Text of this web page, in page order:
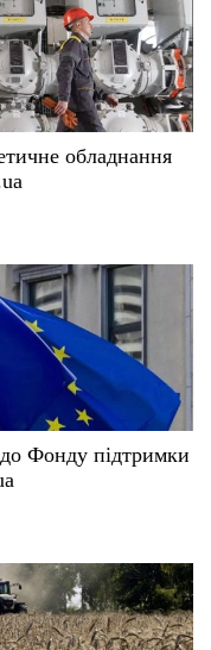
обладнання
Фонду підтримки